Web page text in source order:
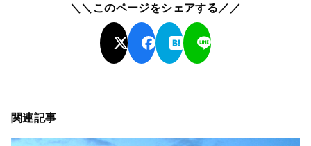
＼＼このページをシェアする／／
関連記事